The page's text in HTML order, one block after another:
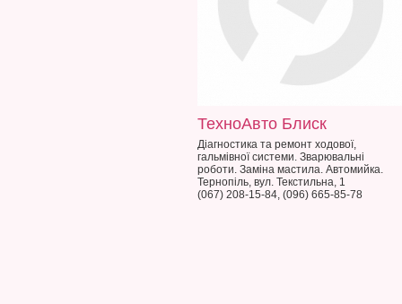
ТехноАвто Блиск
Діагностика та ремонт ходової,
гальмівної системи. Зварювальні
роботи. Заміна мастила. Автомийка.
Тернопіль, вул. Текстильна, 1
(067) 208-15-84, (096) 665-85-78